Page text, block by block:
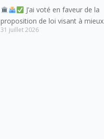
J’ai voté en faveur de la
proposition de loi visant à mieux
protéger les mineurs des risques
31 juillet 2026